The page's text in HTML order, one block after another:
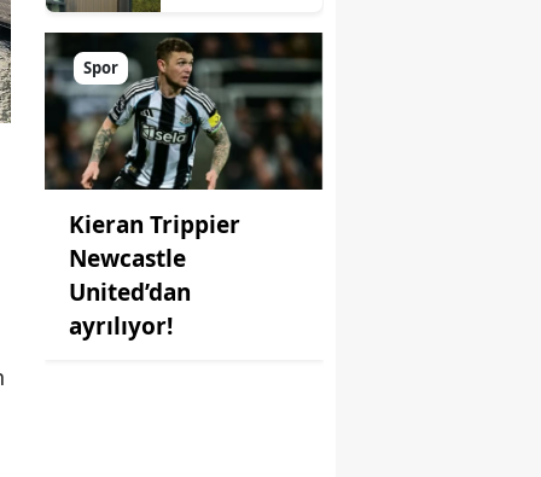
ARCLK hisse
bilanço analizi
Spor
Kieran Trippier
Newcastle
United’dan
ayrılıyor!